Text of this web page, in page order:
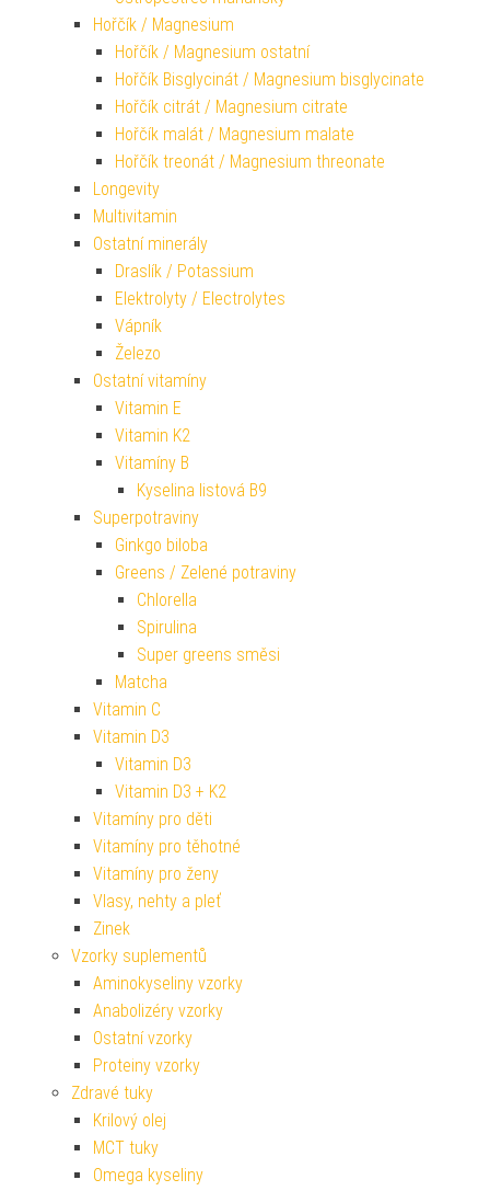
Hořčík / Magnesium
Hořčík / Magnesium ostatní
Hořčík Bisglycinát / Magnesium bisglycinate
Hořčík citrát / Magnesium citrate
Hořčík malát / Magnesium malate
Hořčík treonát / Magnesium threonate
Longevity
Multivitamin
Ostatní minerály
Draslík / Potassium
Elektrolyty / Electrolytes
Vápník
Železo
Ostatní vitamíny
Vitamin E
Vitamin K2
Vitamíny B
Kyselina listová B9
Superpotraviny
Ginkgo biloba
Greens / Zelené potraviny
Chlorella
Spirulina
Super greens směsi
Matcha
Vitamin C
Vitamin D3
Vitamin D3
Vitamin D3 + K2
Vitamíny pro děti
Vitamíny pro těhotné
Vitamíny pro ženy
Vlasy, nehty a pleť
Zinek
Vzorky suplementů
Aminokyseliny vzorky
Anabolizéry vzorky
Ostatní vzorky
Proteiny vzorky
Zdravé tuky
Krilový olej
MCT tuky
Omega kyseliny